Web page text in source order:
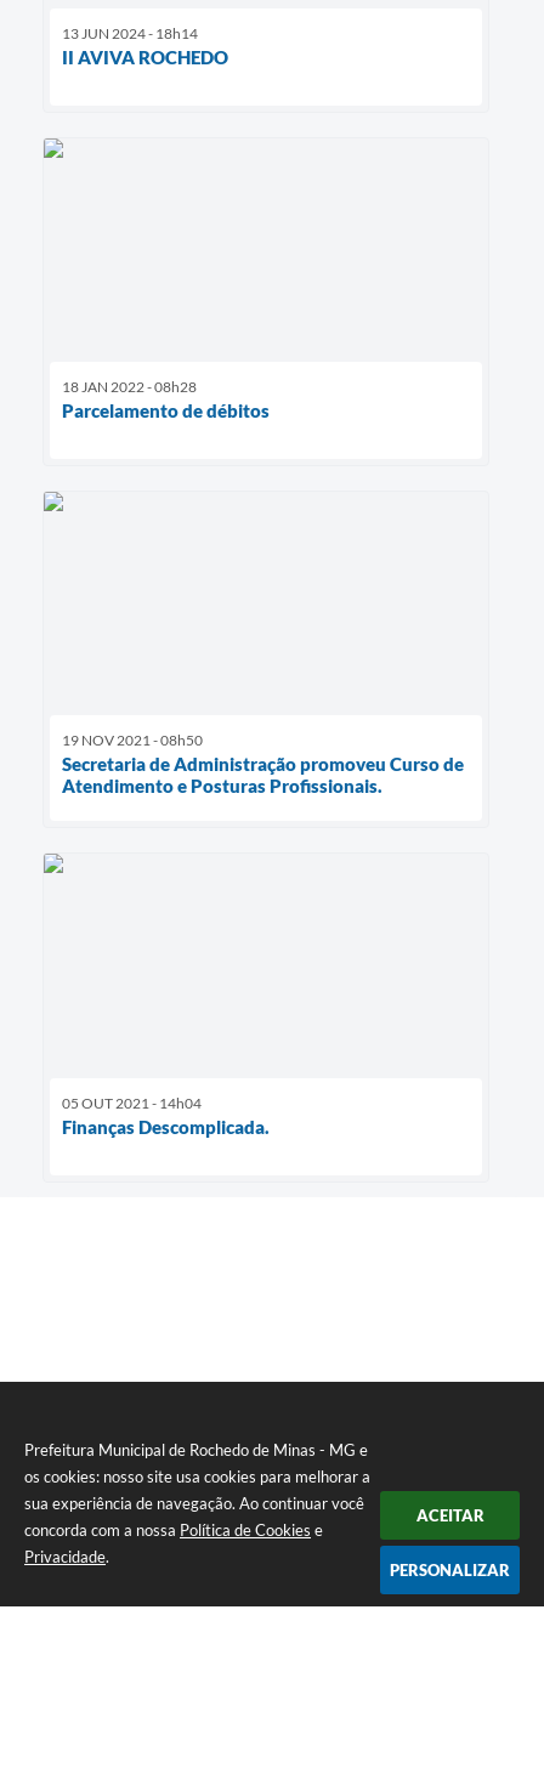
Prefeitura Municipal de Rochedo de Minas - MG e
os cookies: nosso site usa cookies para melhorar a
sua experiência de navegação. Ao continuar você
concorda com a nossa Política de Cookies e
Privacidade.
ACEITAR
PERSONALIZAR
13 JUN 2024 - 18h14
II AVIVA ROCHEDO
18 JAN 2022 - 08h28
Parcelamento de débitos
19 NOV 2021 - 08h50
Secretaria de Administração promoveu Curso de
Atendimento e Posturas Profissionais.
05 OUT 2021 - 14h04
Finanças Descomplicada.